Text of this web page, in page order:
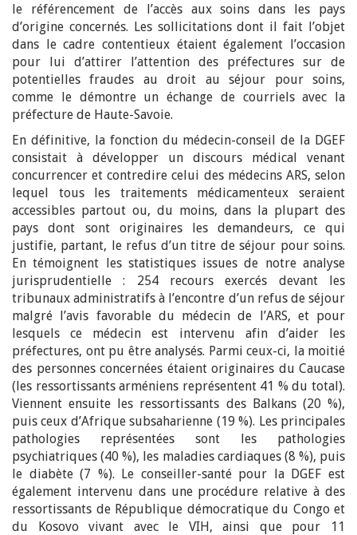
le référencement de l’accès aux soins dans les pays
d’origine concernés. Les sollicitations dont il fait l’objet
dans le cadre contentieux étaient également l’occasion
pour lui d’attirer l’attention des préfectures sur de
potentielles fraudes au droit au séjour pour soins,
comme le démontre un échange de courriels avec la
préfecture de Haute-Savoie.
En définitive, la fonction du médecin-conseil de la DGEF
consistait à développer un discours médical venant
concurrencer et contredire celui des médecins ARS, selon
lequel tous les traitements médicamenteux seraient
accessibles partout ou, du moins, dans la plupart des
pays dont sont originaires les demandeurs, ce qui
justifie, partant, le refus d’un titre de séjour pour soins.
En témoignent les statistiques issues de notre analyse
jurisprudentielle : 254 recours exercés devant les
tribunaux administratifs à l’encontre d’un refus de séjour
malgré l’avis favorable du médecin de l’ARS, et pour
lesquels ce médecin est intervenu afin d’aider les
préfectures, ont pu être analysés. Parmi ceux-ci, la moitié
des personnes concernées étaient originaires du Caucase
(les ressortissants arméniens représentent 41 % du total).
Viennent ensuite les ressortissants des Balkans (20 %),
puis ceux d’Afrique subsaharienne (19 %). Les principales
pathologies représentées sont les pathologies
psychiatriques (40 %), les maladies cardiaques (8 %), puis
le diabète (7 %). Le conseiller-santé pour la DGEF est
également intervenu dans une procédure relative à des
ressortissants de République démocratique du Congo et
du Kosovo vivant avec le VIH, ainsi que pour 11